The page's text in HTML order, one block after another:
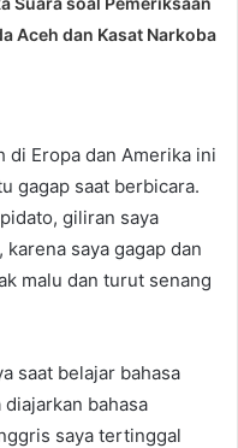
Aceh dan Kasat Narkoba
di Eropa dan Amerika ini
gagap saat berbicara.
giliran saya
saya gagap dan
malu dan turut senang
saat belajar bahasa
bahasa
saya tertinggal